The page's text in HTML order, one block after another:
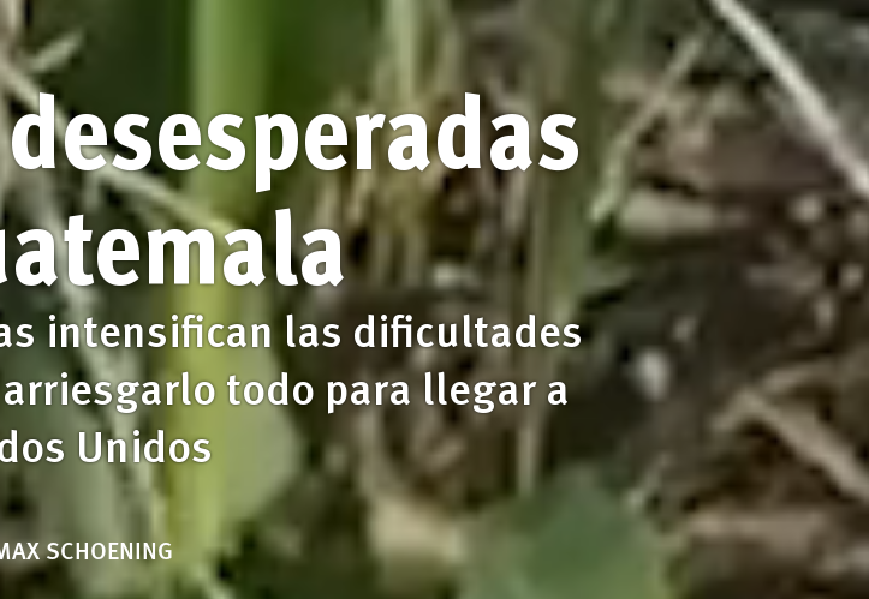
intensifican las dificultades
todo para llegar a
Unidos
SCHOENING